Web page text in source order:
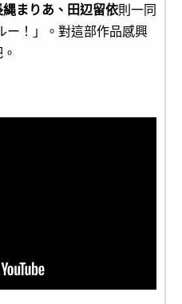
まりあ、田辺留依則一同
ー！」。對這部作品感興